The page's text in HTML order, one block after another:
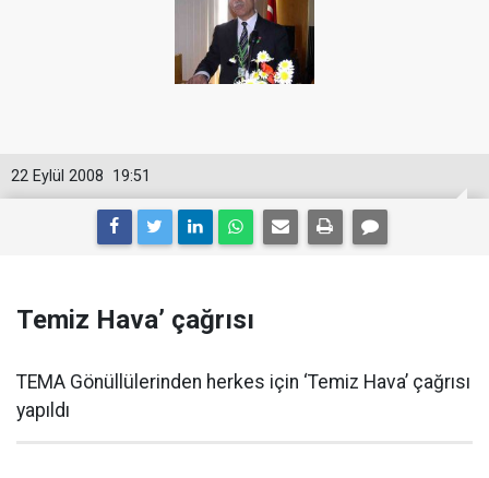
19:51
22 Eylül 2008
Temiz Hava’ çağrısı
TEMA Gönüllülerinden herkes için ‘Temiz Hava’ çağrısı
yapıldı